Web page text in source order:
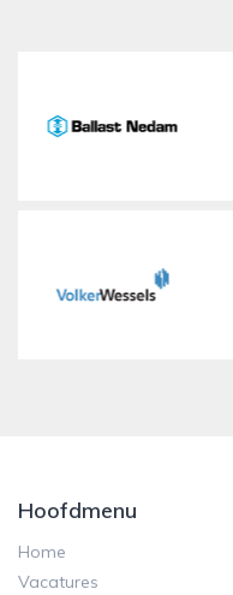
Hoofdmenu
Home
Vacatures